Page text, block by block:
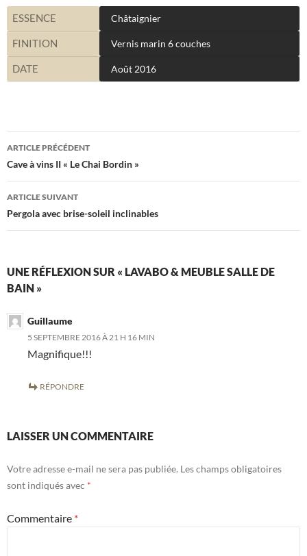
ESSENCE Châtaignier
FINITION Vernis marin 6 couches
DATE Août 2016
Navigation
des
articles
ARTICLE PRÉCÉDENT
Cave à vins II « Le Chai Bordin »
ARTICLE SUIVANT
Pergola avec brise-soleil inclinables
UNE RÉFLEXION SUR « LAVABO & MEUBLE SALLE DE
BAIN »
Guillaume
5 SEPTEMBRE 2016 À 21 H 16 MIN
Magnifique!!!
RÉPONDRE
LAISSER UN COMMENTAIRE
Votre adresse e-mail ne sera pas publiée. Les champs obligatoires
sont indiqués avec *
Commentaire *